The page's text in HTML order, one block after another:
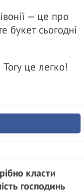
— це про
букет сьогодні
Tory це легко!